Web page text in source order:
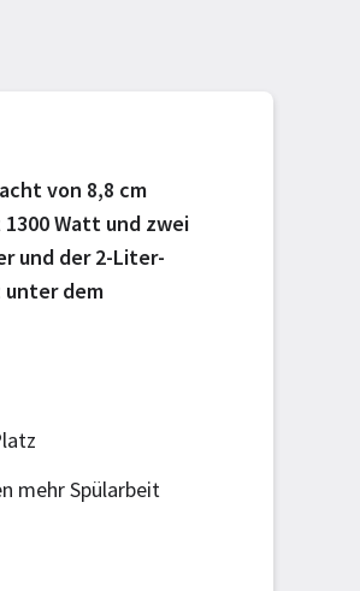
von 8,8 cm
Watt und zwei
und der 2-Liter-
unter dem
mehr Spülarbeit